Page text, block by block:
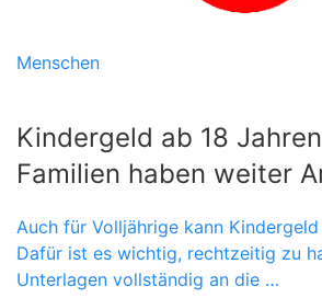
Menschen
Kindergeld ab 18
Familien haben weiter
Auch für Volljährige kann
Dafür ist es wichtig, rechtzeitig zu
Unterlagen vollständig an die …